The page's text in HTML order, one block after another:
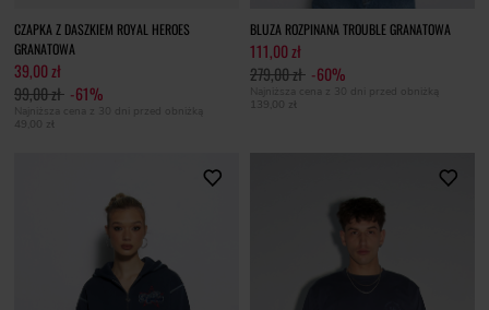
CZAPKA Z DASZKIEM ROYAL HEROES
GRANATOWA
39,00 zł
99,00 zł -61%
Najniższa cena z 30 dni przed obniżką
49,00 zł
BLUZA ROZPINANA TROUBLE GRANATOWA
111,00 zł
279,00 zł -60%
Najniższa cena z 30 dni przed obniżką
139,00 zł